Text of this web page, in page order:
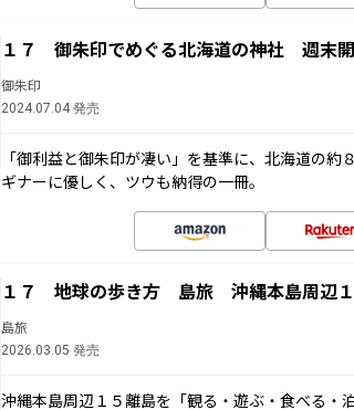
１７ 御朱印でめぐる北海道の神社 週末
御朱印
2024.07.04 発売
「御利益と御朱印が凄い」を基準に、北海道の
ギナーに優しく、ツウも納得の一冊。
１７ 地球の歩き方 島旅 沖縄本島周辺
島旅
2026.03.05 発売
沖縄本島周辺１５離島を「観る・遊ぶ・食べる